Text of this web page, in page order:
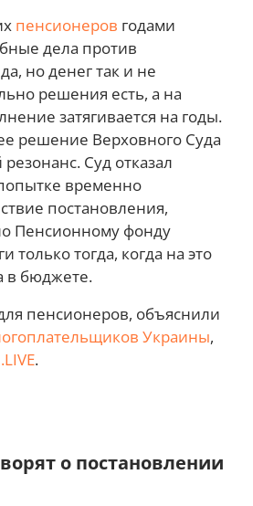
пенсионеров годами
дела против
но денег так и не
решения есть, а на
затягивается на годы.
решение Верховного Суда
Суд отказал
временно
постановления,
Пенсионному фонду
только тогда, когда на это
в бюджете.
пенсионеров, объяснили
Украины,
.
о постановлении